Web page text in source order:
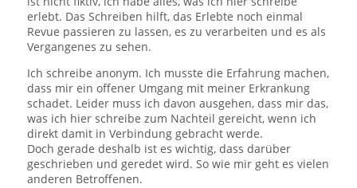
erlebt. Das Schreiben hilft, das Erlebte noch einmal
Revue passieren zu lassen, es zu verarbeiten und es als
Vergangenes zu sehen.
Ich schreibe anonym. Ich musste die Erfahrung machen,
dass mir ein offener Umgang mit meiner Erkrankung
schadet. Leider muss ich davon ausgehen, dass mir das,
was ich hier schreibe zum Nachteil gereicht, wenn ich
direkt damit in Verbindung gebracht werde.
Doch gerade deshalb ist es wichtig, dass darüber
geschrieben und geredet wird. So wie mir geht es vielen
anderen Betroffenen.